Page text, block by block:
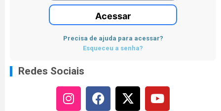
Acessar
Precisa de ajuda para acessar?
Esqueceu a senha?
Redes Sociais